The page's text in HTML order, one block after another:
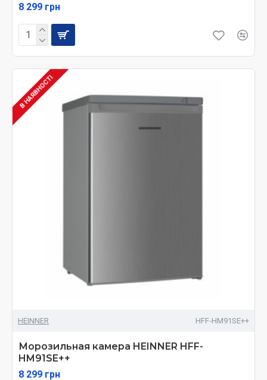
8 299 грн
В НАЯВНОСТІ
HEINNER HFF-HM91SE++
Морозильная камера HEINNER HFF-
HM91SE++
8 299 грн